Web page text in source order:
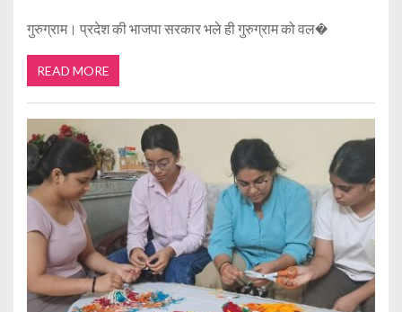
गुरुग्राम। प्रदेश की भाजपा सरकार भले ही गुरुग्राम को वल�
READ MORE